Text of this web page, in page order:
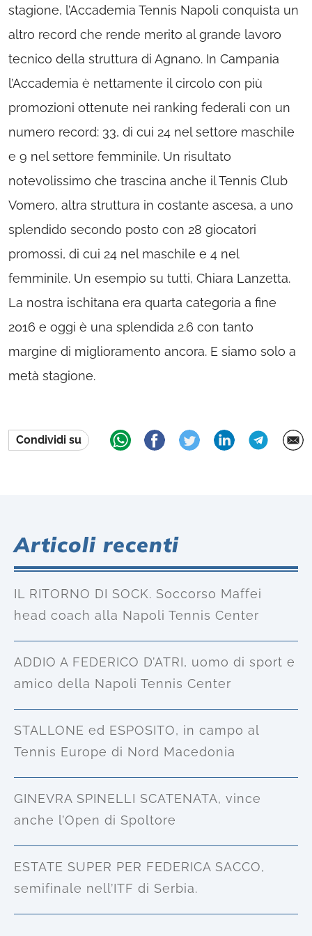
stagione, l’Accademia Tennis Napoli conquista un
altro record che rende merito al grande lavoro
tecnico della struttura di Agnano. In Campania
l’Accademia è nettamente il circolo con più
promozioni ottenute nei ranking federali con un
numero record: 33, di cui 24 nel settore maschile
e 9 nel settore femminile. Un risultato
notevolissimo che trascina anche il Tennis Club
Vomero, altra struttura in costante ascesa, a uno
splendido secondo posto con 28 giocatori
promossi, di cui 24 nel maschile e 4 nel
femminile. Un esempio su tutti, Chiara Lanzetta.
La nostra ischitana era quarta categoria a fine
2016 e oggi è una splendida 2.6 con tanto
margine di miglioramento ancora. E siamo solo a
metà stagione.
Condividi su
Articoli recenti
IL RITORNO DI SOCK. Soccorso Maffei
head coach alla Napoli Tennis Center
ADDIO A FEDERICO D’ATRI, uomo di sport e
amico della Napoli Tennis Center
STALLONE ed ESPOSITO, in campo al
Tennis Europe di Nord Macedonia
GINEVRA SPINELLI SCATENATA, vince
anche l’Open di Spoltore
ESTATE SUPER PER FEDERICA SACCO,
semifinale nell’ITF di Serbia.